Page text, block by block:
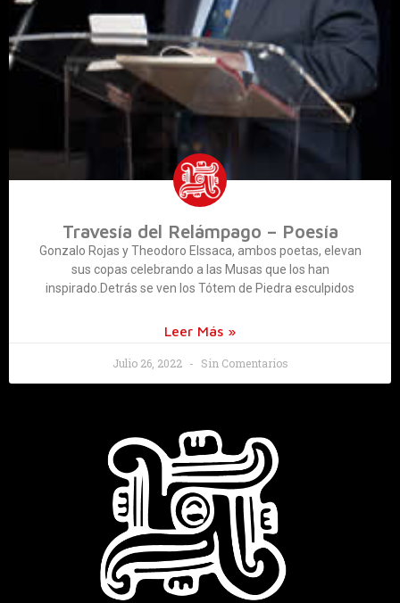
Travesía del Relámpago – Poesía
Gonzalo Rojas y Theodoro Elssaca, ambos poetas, elevan
sus copas celebrando a las Musas que los han
inspirado.Detrás se ven los Tótem de Piedra esculpidos
Leer Más »
Julio 26, 2022 Sin Comentarios